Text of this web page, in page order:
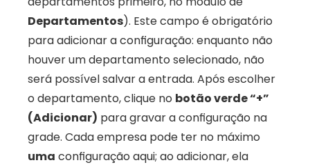
Departamentos). Este campo é obrigatório
para adicionar a configuração: enquanto não
houver um departamento selecionado, não
será possível salvar a entrada. Após escolher
o departamento, clique no botão verde “+”
(Adicionar) para gravar a configuração na
uma configuração aqui; ao adicionar, ela